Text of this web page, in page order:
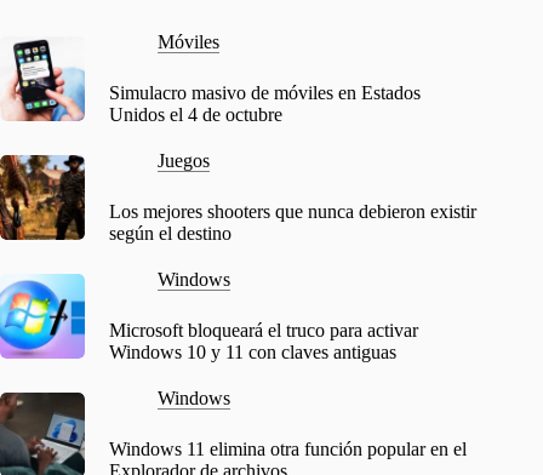
Móviles
Simulacro masivo de móviles en Estados
Unidos el 4 de octubre
Juegos
Los mejores shooters que nunca debieron existir
según el destino
Windows
Microsoft bloqueará el truco para activar
Windows 10 y 11 con claves antiguas
Windows
Windows 11 elimina otra función popular en el
Explorador de archivos